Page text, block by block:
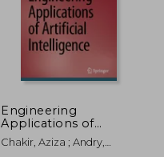
Engineering
Applications of
Artificial Intelligence
(en Inglés)
Chakir, Aziza ; Andry,